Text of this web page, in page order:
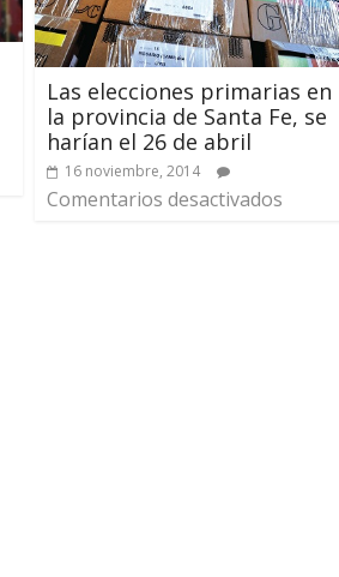
Las elecciones primarias en
la provincia de Santa Fe, se
harían el 26 de abril
16 noviembre, 2014
Comentarios desactivados